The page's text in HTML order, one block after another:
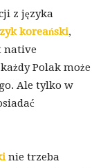
z języka
koreański,
native
Polak może
Ale tylko w
nie trzeba